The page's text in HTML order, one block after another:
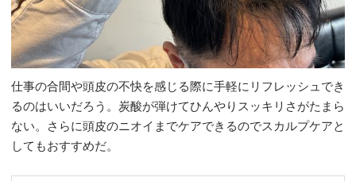
仕事の合間や頭皮の不快を感じる際に手軽にリフレッシュでき
るのはいいだろう。炭酸が弾けてひんやりスッキリさがたまら
ない。さらに頭皮のニオイまでケアできるのでスカルプケアと
してもおすすめだ。